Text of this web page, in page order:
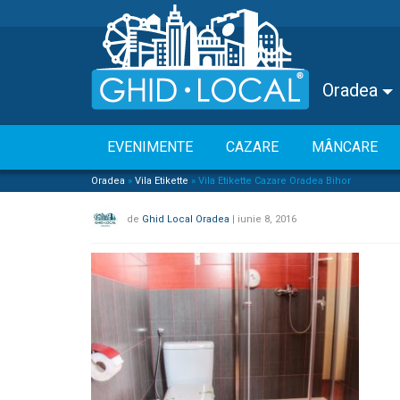
Oradea
EVENIMENTE CAZARE MÂNCARE
Oradea » Vila Etikette » Vila Etikette Cazare Oradea Bihor
de Ghid Local Oradea | iunie 8, 2016